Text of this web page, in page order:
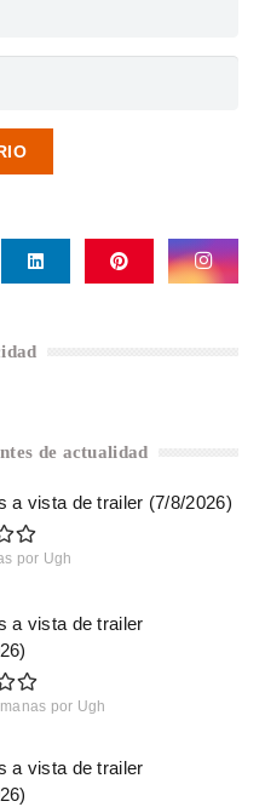
de actualidad
a vista de trailer (7/8/2026)
por Ugh
a vista de trailer
por Ugh
a vista de trailer